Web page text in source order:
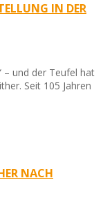
IN DER
– und der Teufel hat
Seit 105 Jahren
NACH